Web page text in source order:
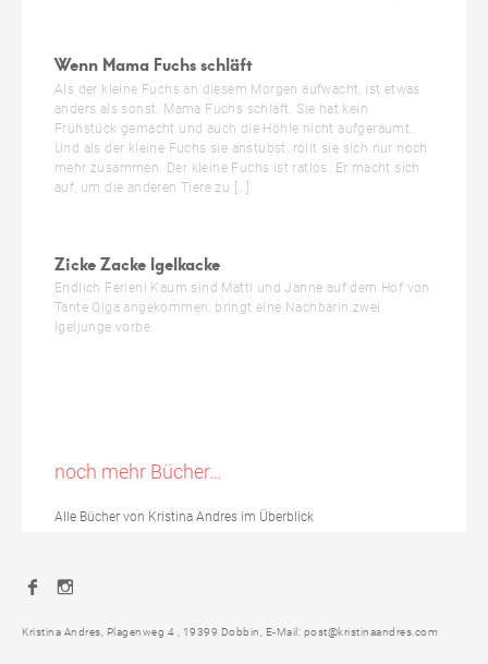
Wenn Mama Fuchs schläft
Als der kleine Fuchs an diesem Morgen aufwacht, ist etwas
anders als sonst. Mama Fuchs schläft. Sie hat kein
Frühstück gemacht und auch die Höhle nicht aufgeräumt.
Und als der kleine Fuchs sie anstubst, rollt sie sich nur noch
mehr zusammen. Der kleine Fuchs ist ratlos. Er macht sich
auf, um die anderen Tiere zu […]
Zicke Zacke Igelkacke
Endlich Ferien! Kaum sind Matti und Janne auf dem Hof von
Tante Olga angekommen, bringt eine Nachbarin zwei
Igeljunge vorbe.
noch mehr Bücher…
Alle Bücher von Kristina Andres im Überblick
Facebook
Kristina Andres, Plagenweg 4 , 19399 Dobbin, E-Mail: post@kristinaandres.com